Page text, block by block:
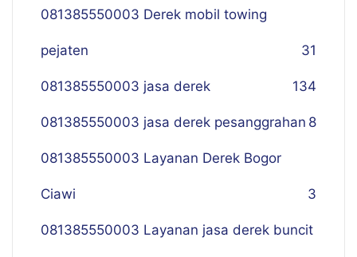
081385550003 Derek mobil towing
pejaten 31
081385550003 jasa derek 134
081385550003 jasa derek pesanggrahan 8
081385550003 Layanan Derek Bogor
Ciawi 3
081385550003 Layanan jasa derek buncit